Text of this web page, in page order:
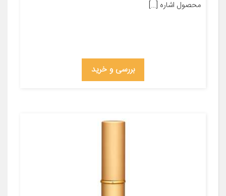
محصول اشاره […]
بررسی و خرید